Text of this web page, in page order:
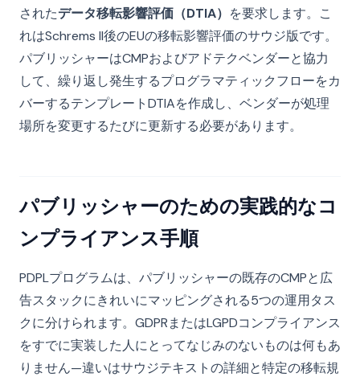
されたデータ移転影響評価（DTIA） を要求します。こ
れはSchrems II後のEUの移転影響評価のサウジ版です。
パブリッシャーはCMPおよびアドテクベンダーと協力
して、繰り返し発生するプログラマティックフローをカ
バーするテンプレートDTIAを作成し、ベンダーが処理
場所を変更するたびに更新する必要があります。
パブリッシャーのための実践的なコ
ンプライアンス手順
PDPLプログラムは、パブリッシャーの既存のCMPと広
告スタックにきれいにマッピングされる5つの運用タス
クに分けられます。GDPRまたはLGPDコンプライアンス
をすでに実装した人にとってなじみのないものは何もあ
りません—違いはサウジテキストの詳細と特定の移転規